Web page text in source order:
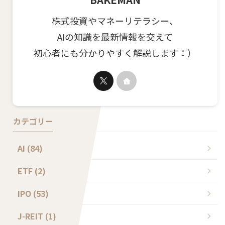
株式投資やマネーリテラシー、
AIの知識を最新情報を交えて
初心者にも分かりやすく解説します：）
カテゴリー
AI (84)
ETF (2)
IPO (53)
J-REIT (1)